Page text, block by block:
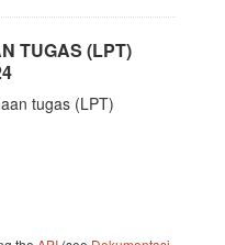
TUGAS (LPT)
tugas (LPT)